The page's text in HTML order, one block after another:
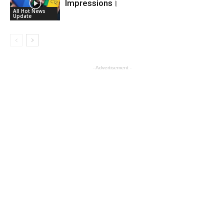
All Hot News
Update
Impressions।
- Advertisement -